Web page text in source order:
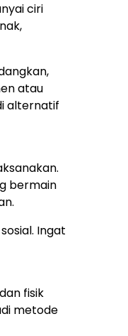
ciri
atau
alternatif
bermain
Ingat
fisik
metode